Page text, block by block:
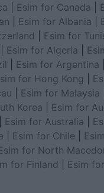
Esim for Canada
Esim for Albania
Esim for
Esim for Algeria
Esim for Argentina
for Hong Kong
Esim for Malaysia
Korea Esim for
Esim for Australia
Esim for Chile
for North
for Finland Esim